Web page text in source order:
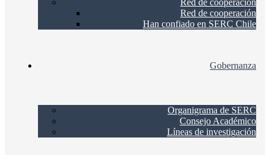
Red de cooperación
Red de cooperación
Han confiado en SERC Chile
Gobernanza
Organigrama de SERC
Consejo Académico
Líneas de investigación